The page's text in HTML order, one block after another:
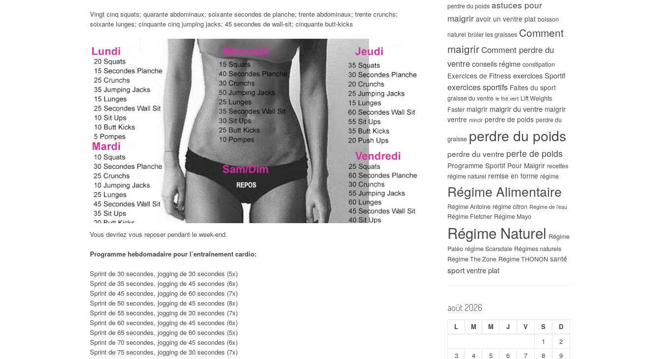
Vingt cinq squats; quarante abdominaux; soixante secondes de planche; trente abdominaux; trente crunchs;
soixante lunges; cinquante cinq jumping jacks; 45 secondes de wall-sit; cinquante butt-kicks
Vous devriez vous reposer pendant le week-end.
Programme hebdomadaire pour l’entraînement cardio:
Sprint de 30 secondes, jogging de 30 secondes (5x)
Sprint de 35 secondes, jogging de 45 secondes (6x)
Sprint de 45 secondes, jogging de 60 secondes (7x)
Sprint de 50 secondes, jogging de 45 secondes (8x)
Sprint de 55 secondes, jogging de 30 secondes (7x)
Sprint de 60 secondes, jogging de 45 secondes (6x)
Sprint de 65 secondes, jogging de 60 secondes (5x)
Sprint de 70 secondes, jogging de 45 secondes (6x)
Sprint de 75 secondes, jogging de 30 secondes (7x)
perdre du poids astuces pour
maigrir avoir un ventre plat boisson
naturel brûler les graisses Comment
maigrirComment perdre du
ventreconseils régime constipation
Exercices de Fitness exercices Sportif
exercices sportifs Faites du sport
graisse du ventre le thé vert Lift Weights
Faster maigrir maigrir du ventre maigrir
ventre mincir perdre de poids perdre du
graisse perdre du poids
perdre du ventre perte de poids
Programme Sportif Pour Maigrir recettes
régime naturel remise en forme régime
Régime Alimentaire
Régime Antoine régime citron Régime de l’eau
Régime Fletcher Régime Mayo
Régime Naturel Régime
Paléo régime Scarsdale Régimes naturels
Régime The Zone Régime THONON santé
sportventre plat
août 2026
L M M J V S D
1
2
3
4 5 6 7 8
9